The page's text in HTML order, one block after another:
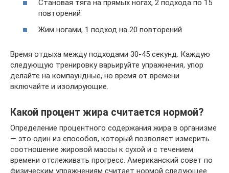
Становая тяга на прямых ногах, 2 подхода по 15
повторений
Жим ногами, 1 подход на 20 повторений
Время отдыха между подходами 30-45 секунд. Каждую
следующую тренировку варьируйте упражнения, упор
делайте на компаундные, но время от времени
включайте и изолирующие.
Какой процент жира считается нормой?
Определение процентного содержания жира в организме
— это один из способов, который позволяет измерить
соотношение жировой массы к сухой и с течением
времени отслеживать прогресс. Американский совет по
физическим упражнениям считает нормой следующее